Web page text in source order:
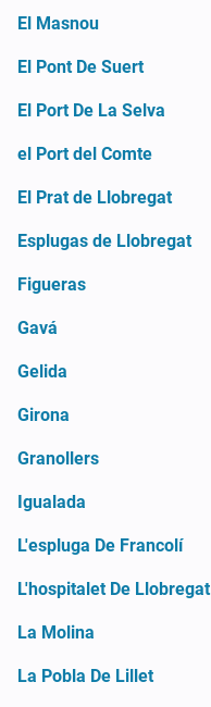
El Masnou
El Pont De Suert
El Port De La Selva
el Port del Comte
El Prat de Llobregat
Esplugas de Llobregat
Figueras
Gavá
Gelida
Girona
Granollers
Igualada
L'espluga De Francolí
L'hospitalet De Llobregat
La Molina
La Pobla De Lillet